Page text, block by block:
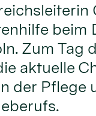
beim
Zum Tag
aktuelle
der Pflege